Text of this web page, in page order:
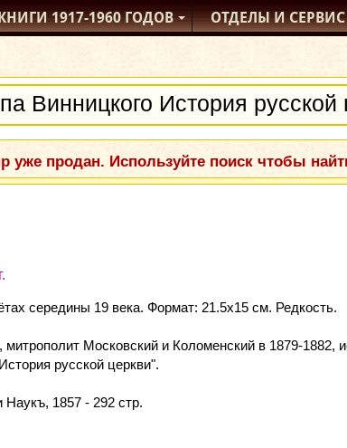
1917-1960ГОДОВ ОТДЕЛЫИ СЕРВИС
уже продан. Используйте поиск чтобы
середины 19 века. Формат: 21.5x15 см. Редкость.
Московский и Коломенский в 1879-1882,
русской церкви".
1857 - 292 стр.